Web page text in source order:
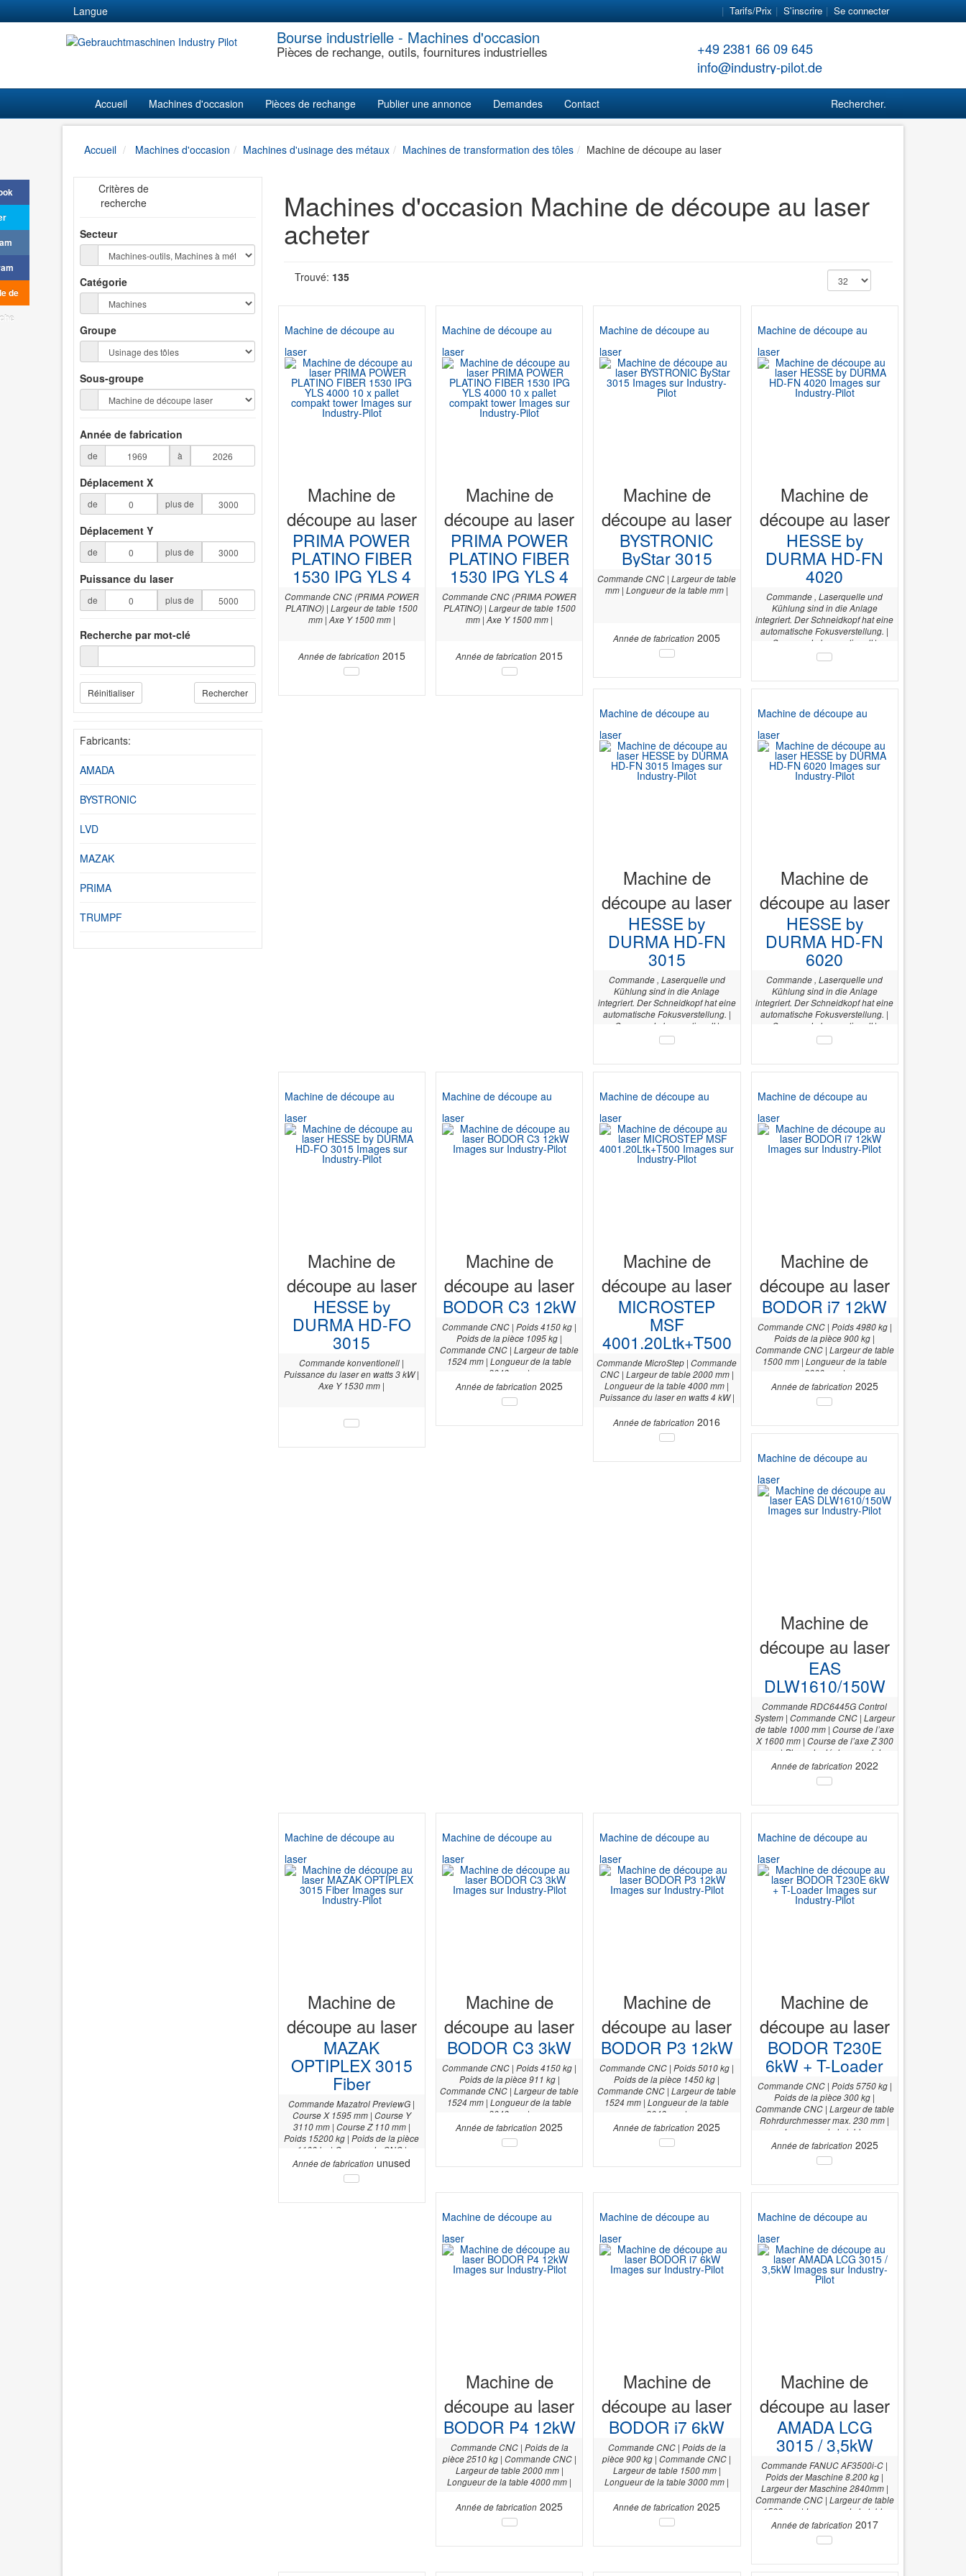
Langue Tarifs/Prix S'inscrire Se connecter
Bourse industrielle - Machines d'occasion
Pièces de rechange, outils, fournitures industrielles
+49 2381 66 09 645
info@industry-pilot.de
Accueil Machines d'occasion Pièces de rechange Publier une annonce Demandes Contact Rechercher...
de
Accueil Machines d'occasion Machines d'usinage des métaux Machines de transformation des tôles Machine de découpe au laser
Critères de
recherche
Secteur
Catégorie
Groupe
Sous-groupe
Année de fabrication
de à
Déplacement X
de plus de
Déplacement Y
de plus de
Puissance du laser
de plus de
Recherche par mot-clé
Réinitialiser Rechercher
Fabricants:
AMADA
BYSTRONIC
LVD
MAZAK
PRIMA
TRUMPF
Machines d'occasion Machine de découpe au laser
acheter
Trouvé: 135
Machine de découpe au
laser
Machine de
découpe au laser
PRIMA POWER
PLATINO FIBER
1530 IPG YLS 4
Commande CNC (PRIMA POWER
PLATINO) | Largeur de table 1500
mm | Axe Y 1500 mm |
Année de fabrication2015
Machine de découpe au
laser
Machine de
découpe au laser
PRIMA POWER
PLATINO FIBER
1530 IPG YLS 4
Commande CNC (PRIMA POWER
PLATINO) | Largeur de table 1500
mm | Axe Y 1500 mm |
Année de fabrication 2015
Machine de découpe au
laser
Machine de
découpe au laser
BYSTRONIC
ByStar 3015
Commande CNC | Largeur de table
mm | Longueur de la table mm |
Année de fabrication 2005
Machine de découpe au
laser
Machine de
découpe au laser
HESSE by
DURMA HD-FN
4020
Commande , Laserquelle und
Kühlung sind in die Anlage
integriert. Der Schneidkopf hat eine
automatische Fokusverstellung. |
Commande konventionell |
Puissance du laser en watts 3 kW |
Machine de découpe au
laser
Machine de
découpe au laser
HESSE by
DURMA HD-FN
3015
Commande , Laserquelle und
Kühlung sind in die Anlage
integriert. Der Schneidkopf hat eine
automatische Fokusverstellung. |
Commande konventionell |
Puissance du laser en watts 3 kW |
Machine de découpe au
laser
Machine de
découpe au laser
HESSE by
DURMA HD-FN
6020
Commande , Laserquelle und
Kühlung sind in die Anlage
integriert. Der Schneidkopf hat eine
automatische Fokusverstellung. |
Commande konventionell |
Puissance du laser en watts 3 kW |
Machine de découpe au
laser
Machine de
découpe au laser
HESSE by
DURMA HD-FO
3015
Commande konventionell |
Puissance du laser en watts 3 kW |
Axe Y 1530 mm |
Machine de découpe au
laser
Machine de
découpe au laser
BODOR C3 12kW
Commande CNC | Poids 4150 kg |
Poids de la pièce 1095 kg |
Commande CNC | Largeur de table
1524 mm | Longueur de la table
3048 mm |
Année de fabrication 2025
Machine de découpe au
laser
Machine de
découpe au laser
MICROSTEP
MSF
4001.20Ltk+T500
Commande MicroStep | Commande
CNC | Largeur de table 2000 mm |
Longueur de la table 4000 mm |
Puissance du laser en watts 4 kW |
Année de fabrication 2016
Machine de découpe au
laser
Machine de
découpe au laser
BODOR i7 12kW
Commande CNC | Poids 4980 kg |
Poids de la pièce 900 kg |
Commande CNC | Largeur de table
1500 mm | Longueur de la table
3000 mm |
Année de fabrication2025
Machine de découpe au
laser
Machine de
découpe au laser
EAS
DLW1610/150W
Commande RDC6445G Control
System | Commande CNC | Largeur
de table 1000 mm | Course de l’axe
X 1600 mm | Course de l’axe Z 300
mm | Plage de déplacement de
l’axe Y 1000 mm | Longueur de la
table 1600 mm | Puissance du laser
en watts 80 |
Année de fabrication2022
Machine de découpe au
laser
Machine de
découpe au laser
MAZAK
OPTIPLEX 3015
Fiber
Commande Mazatrol PreviewG |
Course X 1595 mm | Course Y
3110 mm | Course Z 110 mm |
Poids 15200 kg | Poids de la pièce
1100 kg | Commande CNC |
Largeur de table 1525 mm |
Longueur de la table 3050 mm |
Puissance du laser en watts 6 kW |
Année de fabrication unused
Machine de découpe au
laser
Machine de
découpe au laser
BODOR C3 3kW
Commande CNC | Poids 4150 kg |
Poids de la pièce 911 kg |
Commande CNC | Largeur de table
1524 mm | Longueur de la table
3048 mm |
Année de fabrication 2025
Machine de découpe au
laser
Machine de
découpe au laser
BODOR P3 12kW
Commande CNC | Poids 5010 kg |
Poids de la pièce 1450 kg |
Commande CNC | Largeur de table
1524 mm | Longueur de la table
3048 mm |
Année de fabrication 2025
Machine de découpe au
laser
Machine de
découpe au laser
BODOR T230E
6kW + T-Loader
Commande CNC | Poids 5750 kg |
Poids de la pièce 300 kg |
Commande CNC | Largeur de table
Rohrdurchmesser max. 230 mm |
Longueur de la table
Rohmateriallänge 6500 mm |
Année de fabrication2025
Machine de découpe au
laser
Machine de
découpe au laser
BODOR P4 12kW
Commande CNC | Poids de la
pièce 2510 kg | Commande CNC |
Largeur de table 2000 mm |
Longueur de la table 4000 mm |
Année de fabrication 2025
Machine de découpe au
laser
Machine de
découpe au laser
BODOR i7 6kW
Commande CNC | Poids de la
pièce 900 kg | Commande CNC |
Largeur de table 1500 mm |
Longueur de la table 3000 mm |
Année de fabrication 2025
Machine de découpe au
laser
Machine de
découpe au laser
AMADA LCG
3015 / 3,5kW
Commande FANUC AF3500i-C |
Poids der Maschine 8.200 kg |
Largeur der Maschine 2840mm |
Commande CNC | Largeur de table
1500 mm | Longueur de la table
3000 mm | Hauteur der Maschine
2166 mm |
Année de fabrication2017